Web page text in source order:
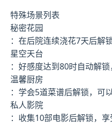
特殊场景列表
秘密花园
：在后院连续浇花7天后解
星空天台
：好感度达到80时自动解
温馨厨房
：学会5道菜谱后解锁，可
私人影院
：收集10部电影后解锁，